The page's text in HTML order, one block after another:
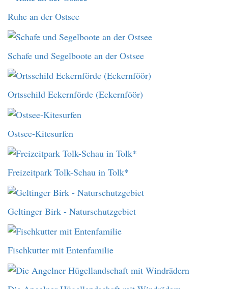
Ruhe an der Ostsee
Schafe und Segelboote an der Ostsee
Ortsschild Eckernförde (Eckernföör)
Ostsee-Kitesurfen
Freizeitpark Tolk-Schau in Tolk*
Geltinger Birk - Naturschutzgebiet
Fischkutter mit Entenfamilie